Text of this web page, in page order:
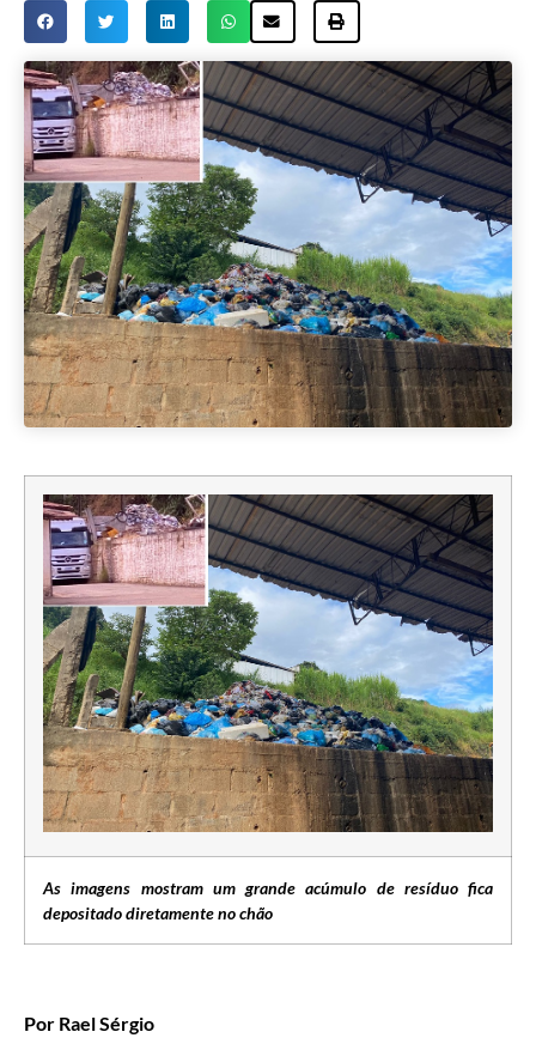
As imagens mostram um grande acúmulo de resíduo fica
depositado diretamente no chão
Por Rael Sérgio